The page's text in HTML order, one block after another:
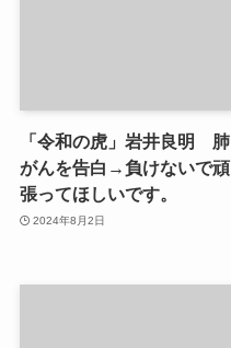
「令和の虎」岩井良明 肺
がんを告白→負けないで頑
張ってほしいです。
2024年8月2日